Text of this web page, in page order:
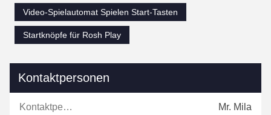
Video-Spielautomat Spielen Start-Tasten
Startknöpfe für Rosh Play
Kontaktpersonen
Kontaktpersonen: Mr. Mila